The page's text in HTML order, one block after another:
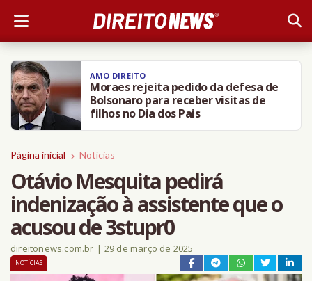
AMO DIREITO
Moraes rejeita pedido da defesa de
Bolsonaro para receber visitas de
filhos no Dia dos Pais
Página inicial Notícias
Otávio Mesquita pedirá
indenização à assistente que o
acusou de 3stupr0
direitonews.com.br | 29 de março de 2025
NOTÍCIAS